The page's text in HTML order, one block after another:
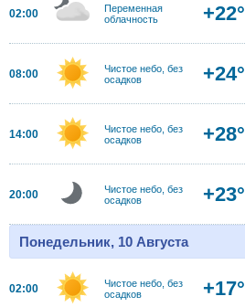
02:00
Переменная
облачность
+22°
08:00
Чистое небо, без
осадков
+24°
14:00
Чистое небо, без
осадков
+28°
20:00
Чистое небо, без
осадков
+23°
Понедельник, 10 Августа
02:00
Чистое небо, без
осадков
+17°